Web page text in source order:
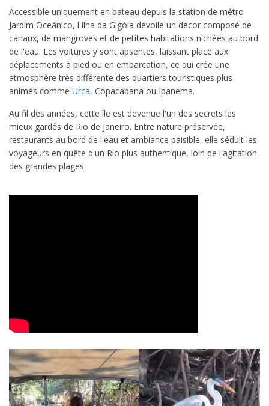
Accessible uniquement en bateau depuis la station de métro
Jardim Oceânico, l'Ilha da Gigóia dévoile un décor composé de
canaux, de mangroves et de petites habitations nichées au bord
de l'eau. Les voitures y sont absentes, laissant place aux
déplacements à pied ou en embarcation, ce qui crée une
atmosphère très différente des quartiers touristiques plus
animés comme Urca, Copacabana ou Ipanema.
Au fil des années, cette île est devenue l'un des secrets les
mieux gardés de Rio de Janeiro. Entre nature préservée,
restaurants au bord de l'eau et ambiance paisible, elle séduit les
voyageurs en quête d'un Rio plus authentique, loin de l'agitation
des grandes plages.